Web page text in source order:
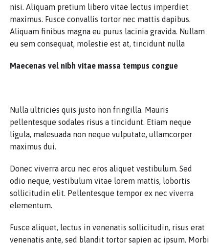
nisi. Aliquam pretium libero vitae lectus imperdiet
maximus. Fusce convallis tortor nec mattis dapibus.
Aliquam finibus magna eu purus lacinia gravida. Nullam
eu sem consequat, molestie est at, tincidunt nulla
Maecenas vel nibh vitae massa tempus congue
Nulla ultricies quis justo non fringilla. Mauris
pellentesque sodales risus a tincidunt. Etiam neque
ligula, malesuada non neque vulputate, ullamcorper
maximus dui.
Donec viverra arcu nec eros aliquet vestibulum. Sed
odio neque, vestibulum vitae lorem mattis, lobortis
sollicitudin elit. Pellentesque tempor ex nec viverra
elementum.
Fusce aliquet, lectus in venenatis sollicitudin, risus erat
venenatis ante, sed blandit tortor sapien ac ipsum. Morbi